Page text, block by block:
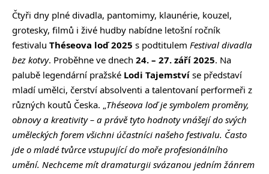
Čtyři dny plné divadla, pantomimy, klaunérie, kouzel,
grotesky, filmů i živé hudby nabídne letošní ročník
festivalu Théseova loď 2025 s podtitulem Festival divadla
bez kotvy. Proběhne ve dnech 24. – 27. září 2025. Na
palubě legendární pražské Lodi Tajemství se představí
mladí umělci, čerství absolventi a talentovaní performeři z
různých koutů Česka. „ Théseova loď je symbolem proměny,
obnovy a kreativity – a právě tyto hodnoty vnášejí do svých
uměleckých forem všichni účastníci našeho festivalu. Často
jde o mladé tvůrce vstupující do moře profesionálního
umění. Nechceme mít dramaturgii svázanou jedním žánrem